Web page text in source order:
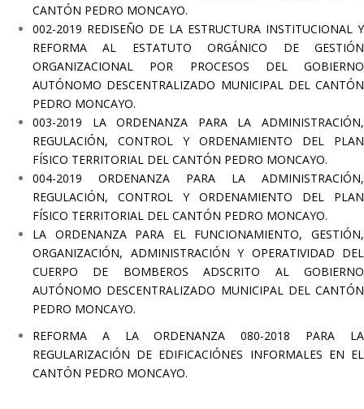
CANTÓN PEDRO MONCAYO.
002-2019 REDISEÑO DE LA ESTRUCTURA INSTITUCIONAL Y
REFORMA AL ESTATUTO ORGÁNICO DE GESTIÓN
ORGANIZACIONAL POR PROCESOS DEL GOBIERNO
AUTÓNOMO DESCENTRALIZADO MUNICIPAL DEL CANTÓN
PEDRO MONCAYO.
003-2019 LA ORDENANZA PARA LA ADMINISTRACIÓN,
REGULACIÓN, CONTROL Y ORDENAMIENTO DEL PLAN
FÍSICO TERRITORIAL DEL CANTÓN PEDRO MONCAYO.
004-2019 ORDENANZA PARA LA ADMINISTRACIÓN,
REGULACIÓN, CONTROL Y ORDENAMIENTO DEL PLAN
FÍSICO TERRITORIAL DEL CANTÓN PEDRO MONCAYO.
LA ORDENANZA PARA EL FUNCIONAMIENTO, GESTIÓN,
ORGANIZACIÓN, ADMINISTRACIÓN Y OPERATIVIDAD DEL
CUERPO DE BOMBEROS ADSCRITO AL GOBIERNO
AUTÓNOMO DESCENTRALIZADO MUNICIPAL DEL CANTÓN
PEDRO MONCAYO.
REFORMA A LA ORDENANZA 080-2018 PARA LA
REGULARIZACIÓN DE EDIFICACIÓNES INFORMALES EN EL
CANTÓN PEDRO MONCAYO.